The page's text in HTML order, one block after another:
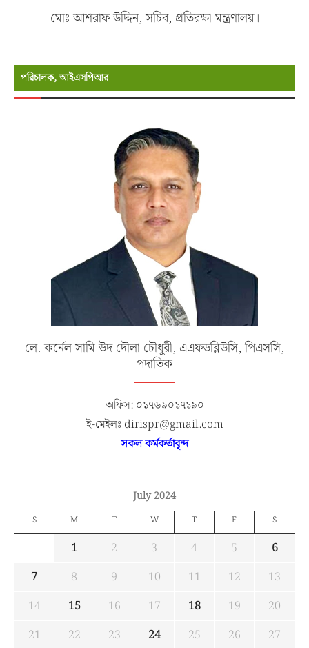
মোঃ আশরাফ উদ্দিন, সচিব, প্রতিরক্ষা মন্ত্রণালয়।
পরিচালক, আইএসপিআর
লে. কর্নেল সামি উদ দৌলা চৌধুরী, এএফডব্লিউসি, পিএসসি,
পদাতিক
অফিস: ০১৭৬৯০১৭১৯০
ই-মেইলঃ dirispr@gmail.com
সকল কর্মকর্তাবৃন্দ
July 2024
S M T W T F S
1 2 3 4 5
6
7
8 9 10 11 12
13
14
15 16 17 18 19
20
21
22 23 24 25 26
27